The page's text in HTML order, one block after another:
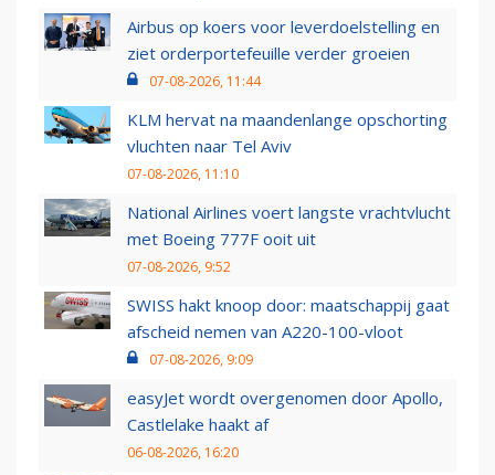
Airbus op koers voor leverdoelstelling en
ziet orderportefeuille verder groeien
07-08-2026, 11:44
KLM hervat na maandenlange opschorting
vluchten naar Tel Aviv
07-08-2026, 11:10
National Airlines voert langste vrachtvlucht
met Boeing 777F ooit uit
07-08-2026, 9:52
SWISS hakt knoop door: maatschappij gaat
afscheid nemen van A220-100-vloot
07-08-2026, 9:09
easyJet wordt overgenomen door Apollo,
Castlelake haakt af
06-08-2026, 16:20